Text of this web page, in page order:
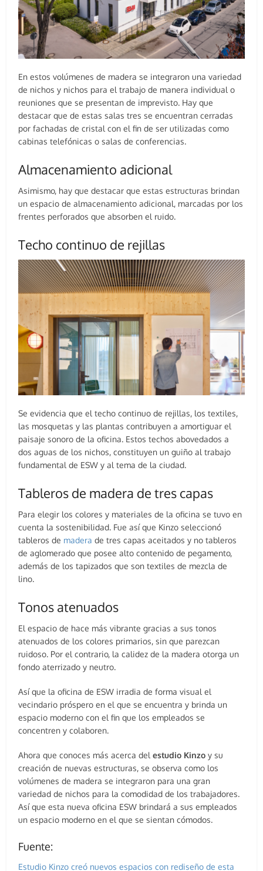
En estos volúmenes de madera se integraron una variedad
de nichos y nichos para el trabajo de manera individual o
reuniones que se presentan de imprevisto. Hay que
destacar que de estas salas tres se encuentran cerradas
por fachadas de cristal con el fin de ser utilizadas como
cabinas telefónicas o salas de conferencias.
Almacenamiento adicional
Asimismo, hay que destacar que estas estructuras brindan
un espacio de almacenamiento adicional, marcadas por los
frentes perforados que absorben el ruido.
Techo continuo de rejillas
Se evidencia que el techo continuo de rejillas, los textiles,
las mosquetas y las plantas contribuyen a amortiguar el
paisaje sonoro de la oficina. Estos techos abovedados a
dos aguas de los nichos, constituyen un guiño al trabajo
fundamental de ESW y al tema de la ciudad.
Tableros de madera de tres capas
Para elegir los colores y materiales de la oficina se tuvo en
cuenta la sostenibilidad. Fue así que Kinzo seleccionó
tableros de madera de tres capas aceitados y no tableros
de aglomerado que posee alto contenido de pegamento,
además de los tapizados que son textiles de mezcla de
lino.
Tonos atenuados
El espacio de hace más vibrante gracias a sus tonos
atenuados de los colores primarios, sin que parezcan
ruidoso. Por el contrario, la calidez de la madera otorga un
fondo aterrizado y neutro.
Así que la oficina de ESW irradia de forma visual el
vecindario próspero en el que se encuentra y brinda un
espacio moderno con el fin que los empleados se
concentren y colaboren.
Ahora que conoces más acerca delestudio Kinzo y su
creación de nuevas estructuras, se observa como los
volúmenes de madera se integraron para una gran
variedad de nichos para la comodidad de los trabajadores.
Así que esta nueva oficina ESW brindará a sus empleados
un espacio moderno en el que se sientan cómodos.
Fuente:
Estudio Kinzo creó nuevos espacios con rediseño de esta